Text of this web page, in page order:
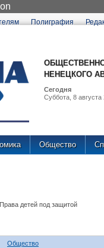
Полиграфия
НЕНЕЦКОГО
Сегодня
Суббота, 8 августа
Общество
Права детей под защитой
Общество